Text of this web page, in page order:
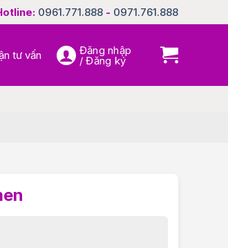
0961.771.888 - 0971.761.888
tư vấn Đăng nhập
/ Đăng ký